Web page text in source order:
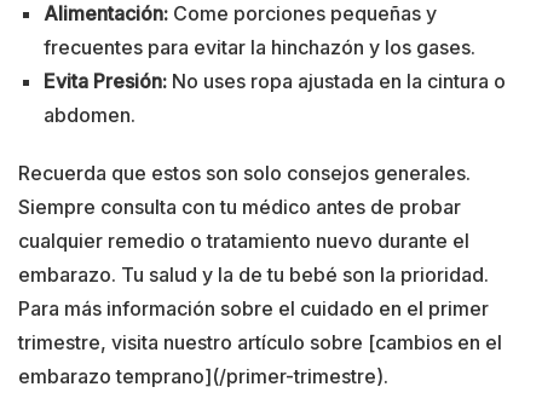
Alimentación:Come porciones pequeñas y
frecuentes para evitar la hinchazón y los gases.
Evita Presión:No uses ropa ajustada en la cintura o
abdomen.
Recuerda que estos son solo consejos generales.
Siempre consulta con tu médico antes de probar
cualquier remedio o tratamiento nuevo durante el
embarazo. Tu salud y la de tu bebé son la prioridad.
Para más información sobre el cuidado en el primer
trimestre, visita nuestro artículo sobre [cambios en el
embarazo temprano](/primer-trimestre).